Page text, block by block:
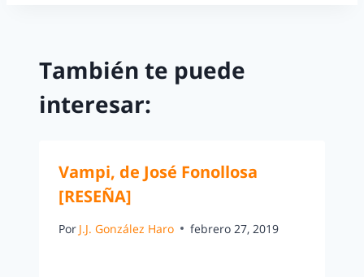
También te puede
interesar:
Vampi, de José Fonollosa
[RESEÑA]
Por J.J. González Haro febrero 27, 2019